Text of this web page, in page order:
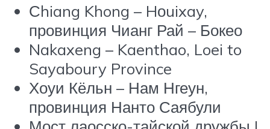
Сhiang Khong – Hоuixay,
провинция Чианг Рай – Бокео
Nakaxeng – Kaenthao, Loei to
Sayaboury Province
Хоуи Кёльн – Нам Нгеун,
провинция Нанто Саябули